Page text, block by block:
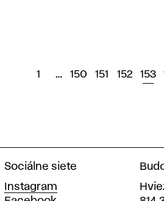
1 … 150 151 152 153
Sociálne siete
Instagram